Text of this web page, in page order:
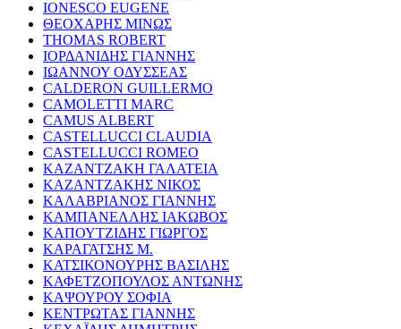
IONESCO EUGENE
ΘΕΟΧΑΡΗΣ ΜΙΝΩΣ
THOMAS ROBERT
ΙΟΡΔΑΝΙΔΗΣ ΓΙΑΝΝΗΣ
ΙΩΑΝΝΟΥ ΟΔΥΣΣΕΑΣ
CALDERON GUILLERMO
CAMOLETTI MARC
CAMUS ALBERT
CASTELLUCCI CLAUDIA
CASTELLUCCI ROMEO
ΚΑΖΑΝΤΖΑΚΗ ΓΑΛΑΤΕΙΑ
ΚΑΖΑΝΤΖΑΚΗΣ ΝΙΚΟΣ
ΚΑΛΑΒΡΙΑΝΟΣ ΓΙΑΝΝΗΣ
ΚΑΜΠΑΝΕΛΛΗΣ ΙΑΚΩΒΟΣ
ΚΑΠΟΥΤΖΙΔΗΣ ΓΙΩΡΓΟΣ
ΚΑΡΑΓΑΤΣΗΣ Μ.
ΚΑΤΣΙΚΟΝΟΥΡΗΣ ΒΑΣΙΛΗΣ
ΚΑΦΕΤΖΟΠΟΥΛΟΣ ΑΝΤΩΝΗΣ
ΚΑΨΟΥΡΟΥ ΣΟΦΙΑ
ΚΕΝΤΡΩΤΑΣ ΓΙΑΝΝΗΣ